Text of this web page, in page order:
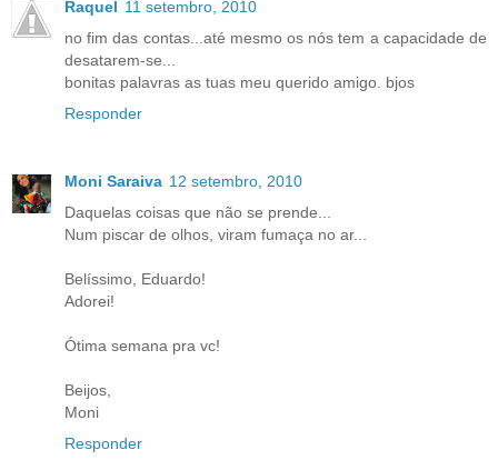
Raquel 11 setembro, 2010
no fim das contas...até mesmo os nós tem a capacidade de
desatarem-se...
bonitas palavras as tuas meu querido amigo. bjos
Responder
Moni Saraiva 12 setembro, 2010
Daquelas coisas que não se prende...
Num piscar de olhos, viram fumaça no ar...
Belíssimo, Eduardo!
Adorei!
Ótima semana pra vc!
Beijos,
Moni
Responder